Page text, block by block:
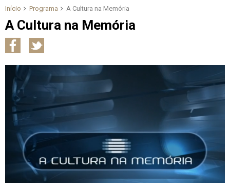
Início Programa A Cultura na Memória
A Cultura na Memória